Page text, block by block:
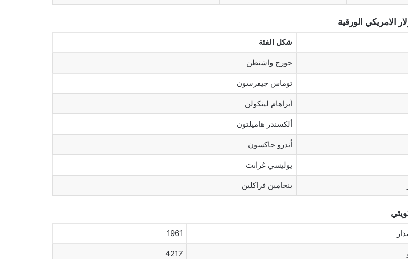
الامريكي الورقية
شكل الفئة
جورج واشنطن
توماس جيفرسون
أبراهام لينكولن
ألكسندر هاميلتون
أندرو جاكسون
يوليسي غرانت
بنجامين فراكلين
1961
4217